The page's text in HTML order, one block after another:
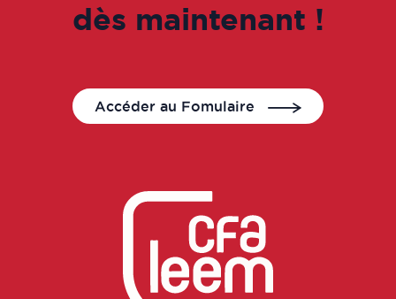
Chargé Market Access
Chargé matériovigilance
Chargé pharmacovigilance
Chargé production
dès maintenant !
Accéder au Fomulaire